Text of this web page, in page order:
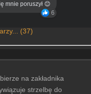
mnie poruszył 😊
6
(37)
na zakładnika
strzelbę do